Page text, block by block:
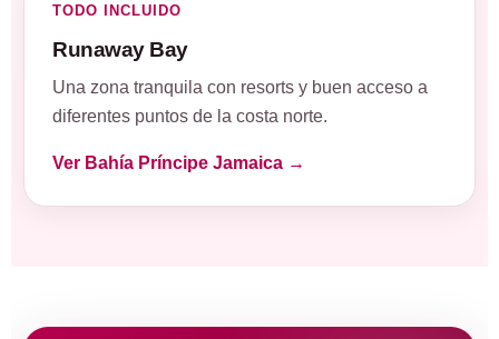
TODO INCLUIDO
Runaway Bay
Una zona tranquila con resorts y buen acceso a
diferentes puntos de la costa norte.
Ver Bahía Príncipe Jamaica →